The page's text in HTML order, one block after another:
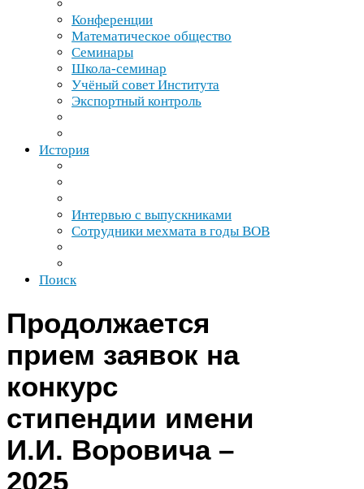
Конференции
Математическое общество
Семинары
Школа-​семинар
Учёный совет Института
Экспортный контроль
История
Интервью с выпускниками
Сотрудники мехмата в годы ВОВ
Поиск
Продолжается
прием заявок на
конкурс
стипендии имени
И.И. Воровича –
2025